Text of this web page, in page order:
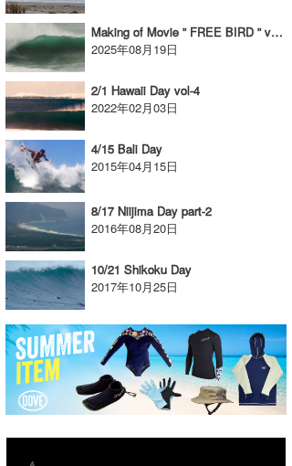
Making of Movie ” FREE BIRD ” vol-2
2025年08月19日
2/1 Hawaii Day vol-4
2022年02月03日
4/15 Bali Day
2015年04月15日
8/17 Niijima Day part-2
2016年08月20日
10/21 Shikoku Day
2017年10月25日